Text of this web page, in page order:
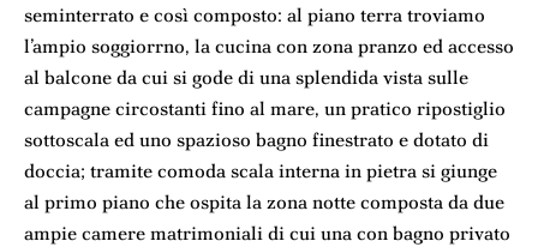
seminterrato e così composto: al piano terra troviamo
l’ampio soggiorrno, la cucina con zona pranzo ed accesso
al balcone da cui si gode di una splendida vista sulle
campagne circostanti fino al mare, un pratico ripostiglio
sottoscala ed uno spazioso bagno finestrato e dotato di
doccia; tramite comoda scala interna in pietra si giunge
al primo piano che ospita la zona notte composta da due
ampie camere matrimoniali di cui una con bagno privato